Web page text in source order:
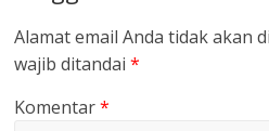
Alamat email Anda tidak akan
wajib ditandai*
Komentar*